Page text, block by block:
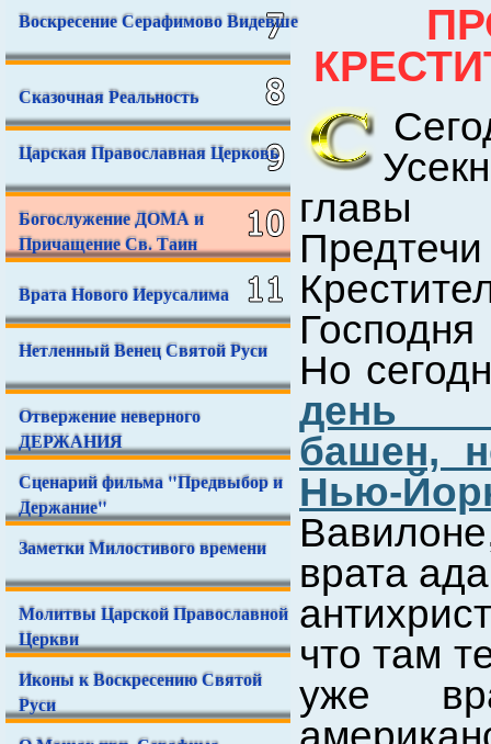
Воскресение Серафимово Видевше
Сказочная Реальность
Царская Православная Церковь
Богослужение ДОМА и
Причащение Св. Таин
Врата Нового Иерусалима
Нетленный Венец Святой Руси
Отвержение неверного
ДЕРЖАНИЯ
Сценарий фильма "Предвыбор и
Держание"
Заметки Милостивого времени
Молитвы Царской Православной
Церкви
Иконы к Воскресению Святой
Руси
главы
Но
день
башен,
Нью-
врата
что там
уже